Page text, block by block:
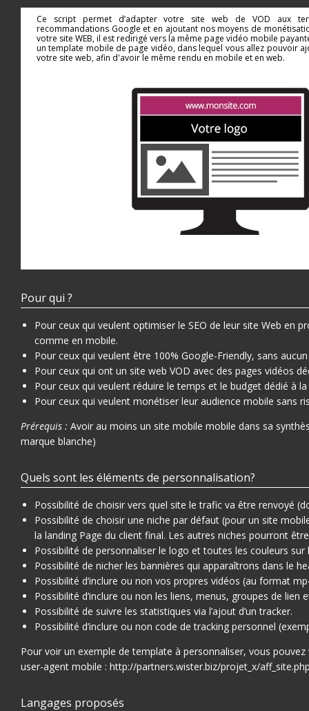
Ce script permet d’adapter votre site web de VOD aux
recommandations Google et en ajoutant nos moyens de
votre site WEB, il est redirigé vers la même page vidéo mobile
un template mobile de page vidéo, dans lequel vous allez pouvoir
votre site web, afin d'avoir le même rendu en mobile et en web.
Pour qui ?
Pour ceux qui veulent optimiser le SEO de leur site Web en
comme en mobile.
Pour ceux qui veulent être 100% Google-Friendly, sans
Pour ceux qui ont un site web VOD avec des pages vidéos
Pour ceux qui veulent réduire le temps et le budget dédié à
Pour ceux qui veulent monétiser leur audience mobile sans
Prérequis : Avoir au moins un site mobile mobile dans sa
marque blanche)
Quels sont les éléments de personnalisation?
Possibilité de choisir vers quel site le trafic va être renvoyé
Possibilité de choisir une niche par défaut (pour un site
la landing Page du client final. Les autres niches pourront
Possibilité de personnaliser le logo et toutes les couleurs sur
Possibilité de nicher les bannières qui apparaîtrons dans le
Possibilité d’inclure ou non vos propres vidéos (au format
Possibilité d’inclure ou non les liens, menus, groupes de
Possibilité de suivre les statistiques via l’ajout d’un tracker.
Possibilité d’inclure ou non code de tracking personnel
Pour voir un exemple de template à personnaliser, vous
user-agent mobile : http://partners.wister.biz/projet_x/
Langages proposés